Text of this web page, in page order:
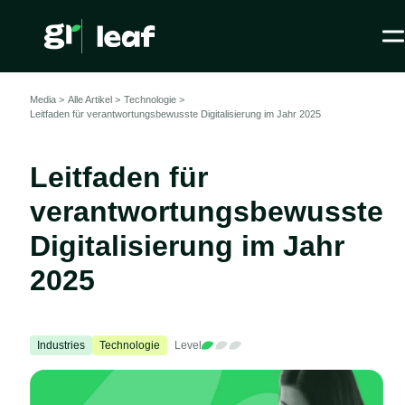
Media > Alle Artikel > Technologie >
Leitfaden für verantwortungsbewusste Digitalisierung im Jahr 2025
Leitfaden für
verantwortungsbewusste
Digitalisierung im Jahr
2025
Industries Technologie Level